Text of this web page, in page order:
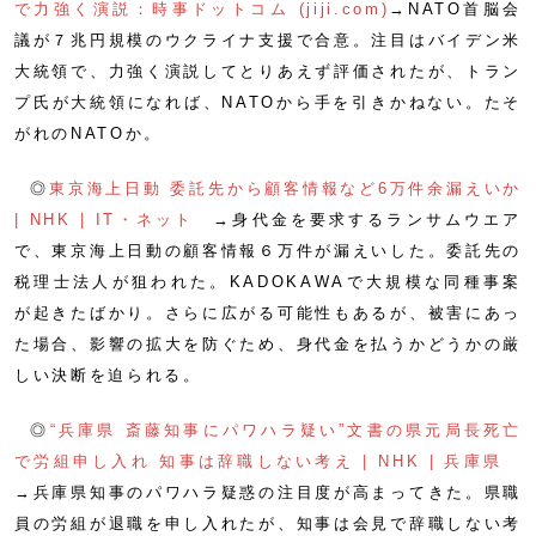
で力強く演説：時事ドットコム (jiji.com) →NATO首脳会
議が７兆円規模のウクライナ支援で合意。注目はバイデン米
大統領で、力強く演説してとりあえず評価されたが、トラン
プ氏が大統領になれば、NATOから手を引きかねない。たそ
がれのNATOか。
◎東京海上日動 委託先から顧客情報など6万件余漏えいか
| NHK | IT・ネット
→身代金を要求するランサムウエア
で、東京海上日動の顧客情報６万件が漏えいした。委託先の
税理士法人が狙われた。KADOKAWAで大規模な同種事案
が起きたばかり。さらに広がる可能性もあるが、被害にあっ
た場合、影響の拡大を防ぐため、身代金を払うかどうかの厳
しい決断を迫られる。
◎ “兵庫県 斎藤知事にパワハラ疑い”文書の県元局長死亡
で労組申し入れ 知事は辞職しない考え | NHK | 兵庫県
→兵庫県知事のパワハラ疑惑の注目度が高まってきた。県職
員の労組が退職を申し入れたが、知事は会見で辞職しない考